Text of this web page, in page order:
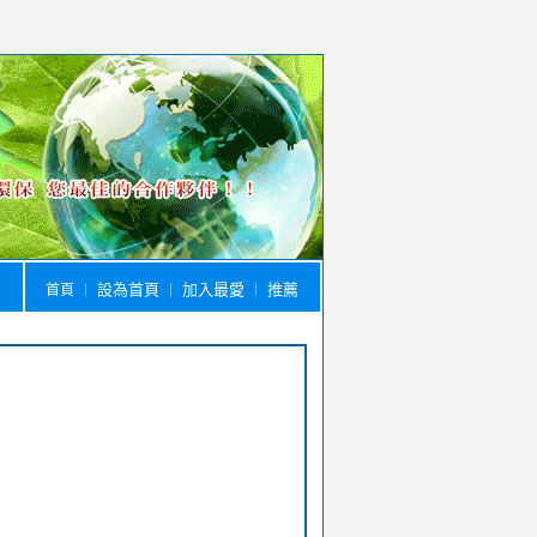
首頁 設為首頁 加入最愛 推薦